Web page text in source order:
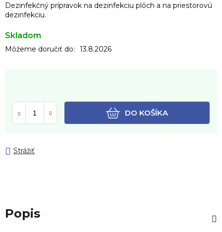
Dezinfekčný prípravok na dezinfekciu plôch a na priestorovú
dezinfekciu.
Skladom
Môžeme doručiť do: 13.8.2026
DO KOŠÍKA
Strážiť
Popis